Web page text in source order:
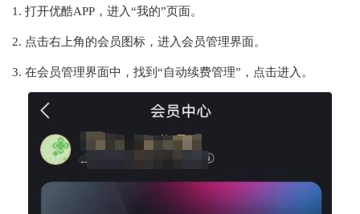
1. 打开优酷APP，进入“我的”页面。
2. 点击右上角的会员图标，进入会员管理界面。
3. 在会员管理界面中，找到“自动续费管理”，点击进入。